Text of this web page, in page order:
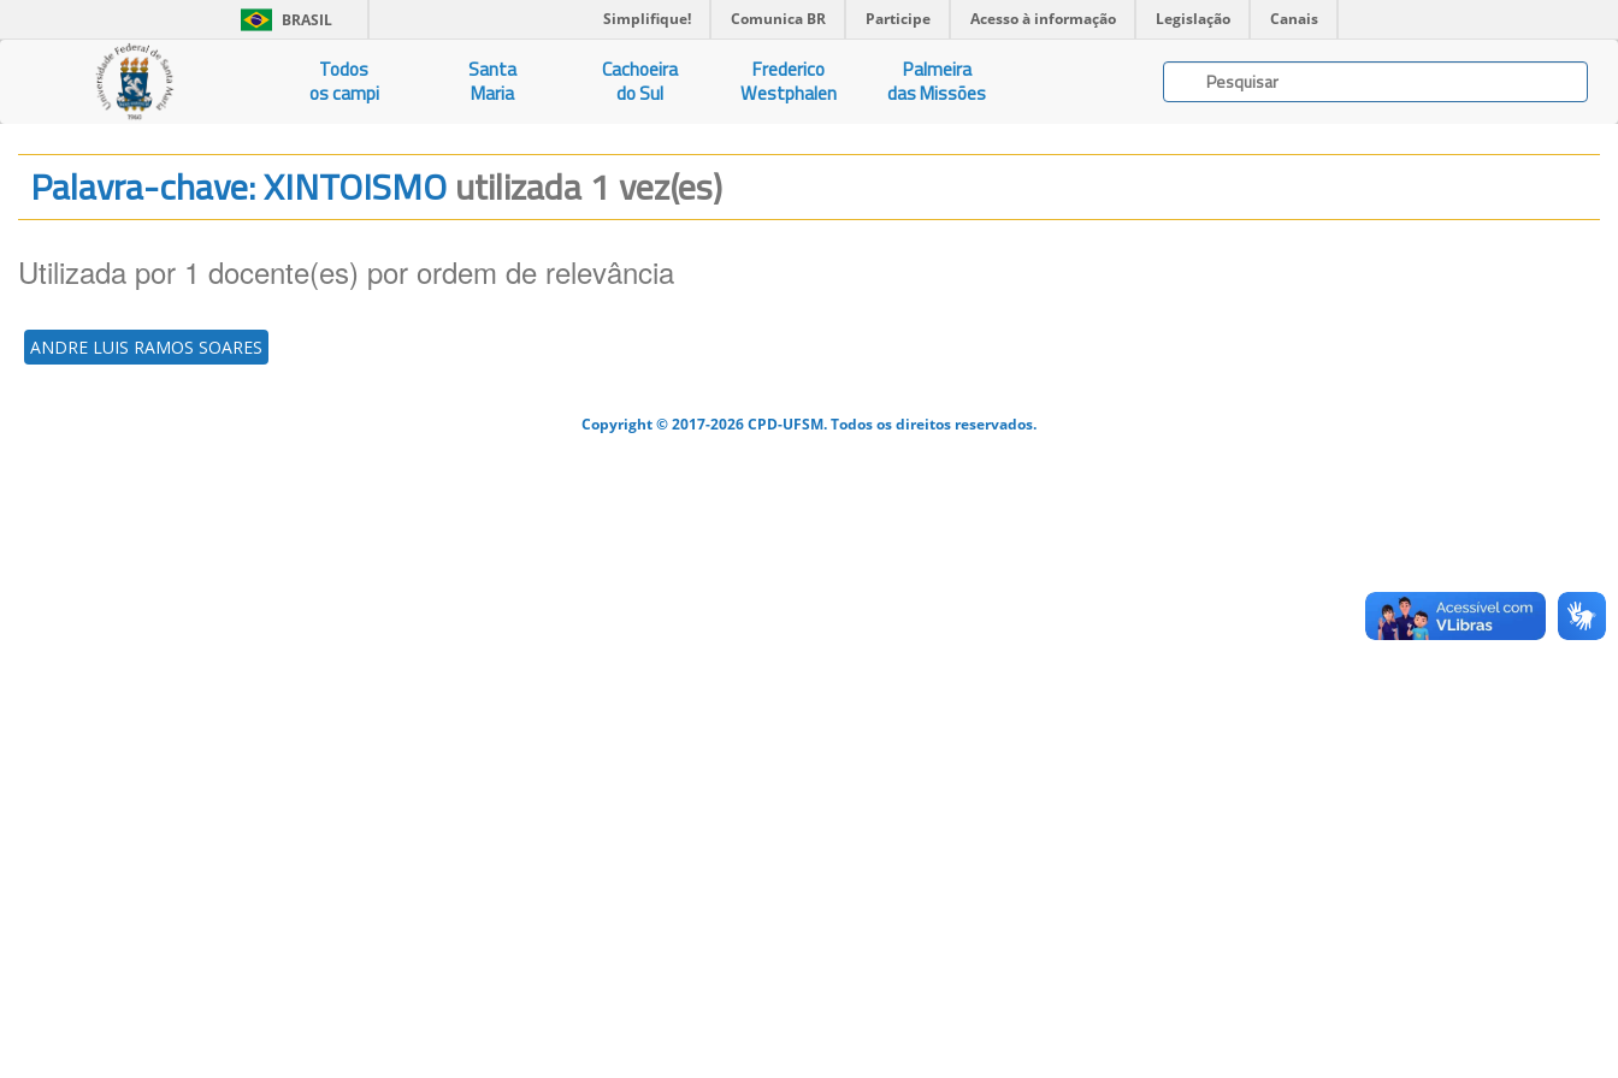
BRASIL Simplifique! Comunica BR Participe Acesso à informação Legislação Canais
Todos
os campi
Santa
Maria
Cachoeira
do Sul
Frederico
Westphalen
Palmeira
das Missões
Palavra-chave: XINTOISMOutilizada 1 vez(es)
Utilizada por 1 docente(es) por ordem de relevância
ANDRE LUIS RAMOS SOARES
Copyright © 2017-2026 CPD-UFSM. Todos os direitos reservados.